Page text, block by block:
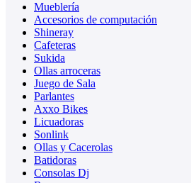
Mueblería
Accesorios de computación
Shineray
Cafeteras
Sukida
Ollas arroceras
Juego de Sala
Parlantes
Axxo Bikes
Licuadoras
Sonlink
Ollas y Cacerolas
Batidoras
Consolas Dj